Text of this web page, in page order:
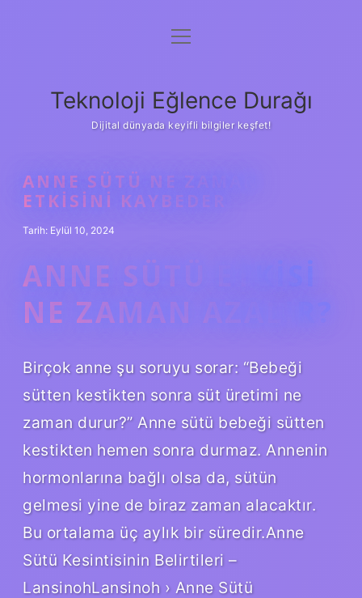
Anasayfa
Yasal Uyarı
menüyü
Teknoloji Eğlence Durağı
Dijital dünyada keyifli bilgiler keşfet!
ANNE SÜTÜ NE ZAMAN
ETKISINI KAYBEDER
Tarih: Eylül 10, 2024
ANNE SÜTÜ ETKISI
NE ZAMAN AZALIR?
Birçok anne şu soruyu sorar: “Bebeği
sütten kestikten sonra süt üretimi ne
zaman durur?” Anne sütü bebeği sütten
kestikten hemen sonra durmaz. Annenin
hormonlarına bağlı olsa da, sütün
gelmesi yine de biraz zaman alacaktır.
Bu ortalama üç aylık bir süredir.Anne
Sütü Kesintisinin Belirtileri –
LansinohLansinoh › Anne Sütü